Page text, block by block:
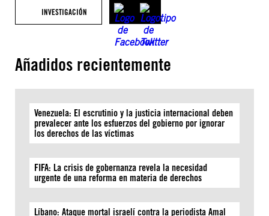
INVESTIGACIÓN
Añadidos recientemente
Venezuela: El escrutinio y la justicia internacional deben
prevalecer ante los esfuerzos del gobierno por ignorar
los derechos de las víctimas
FIFA: La crisis de gobernanza revela la necesidad
urgente de una reforma en materia de derechos
Líbano: Ataque mortal israelí contra la periodista Amal